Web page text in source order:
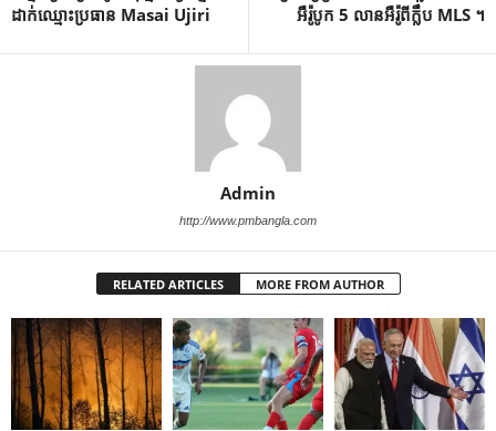
ដាក់ឈ្មោះប្រធាន Masai Ujiri
អឺរ៉ូបូក 5 លានអឺរ៉ូពីក្លឹប MLS ។
Admin
http://www.pmbangla.com
RELATED ARTICLES MORE FROM AUTHOR